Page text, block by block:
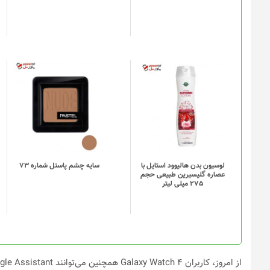
محصول
انتخاب
شوند
لوسیون بدن هالیوود استایل با
عصاره گلیسیرین طبیعی حجم
275 میلی لیتر
سایه چشم پاستل شماره 73